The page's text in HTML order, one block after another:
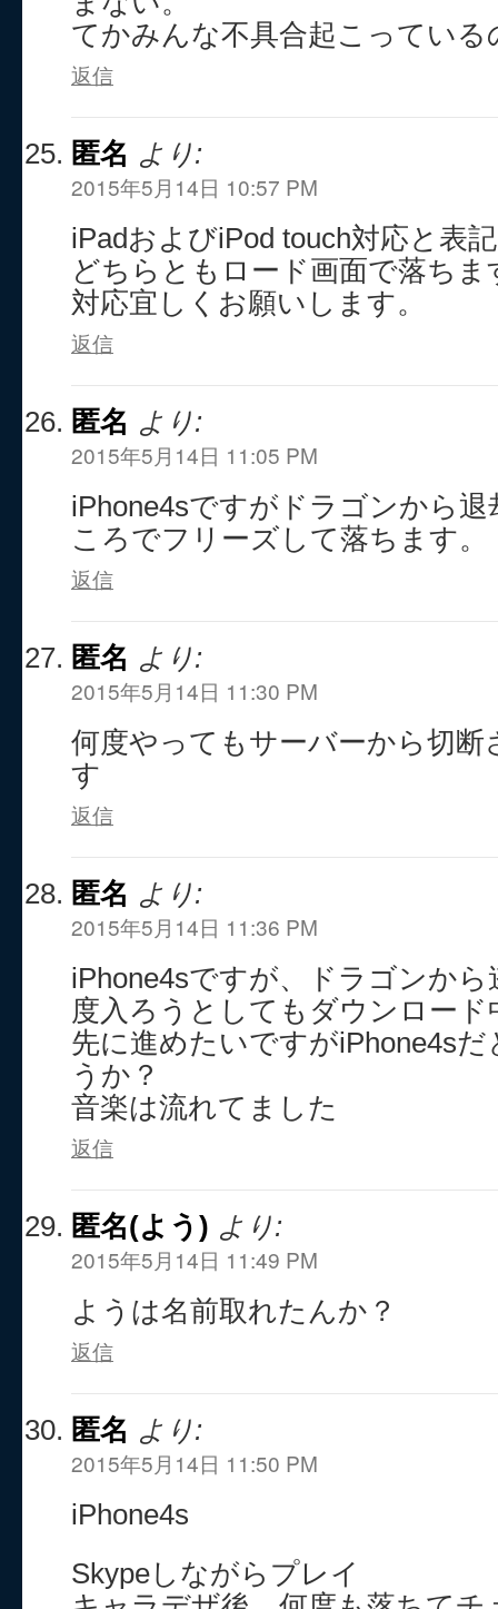
てかみんな不具合起こっている
返信
匿名 より:
2015年5月14日 10:57 PM
iPadおよびiPod touch対応と表
どちらともロード画面で落ちま
対応宜しくお願いします。
返信
匿名 より:
2015年5月14日 11:05 PM
iPhone4sですがドラゴンから
ころでフリーズして落ちます。
返信
匿名 より:
2015年5月14日 11:30 PM
何度やってもサーバーから切
す
返信
匿名 より:
2015年5月14日 11:36 PM
iPhone4sですが、ドラゴンか
度入ろうとしてもダウンロー
先に進めたいですがiPhone4s
うか？
音楽は流れてました
返信
匿名(よう) より:
2015年5月14日 11:49 PM
ようは名前取れたんか？
返信
匿名 より:
2015年5月14日 11:50 PM
iPhone4s
Skypeしながらプレイ